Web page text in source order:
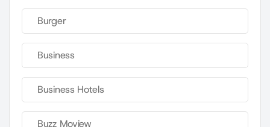
Burger
Business
Business Hotels
Buzz Moview